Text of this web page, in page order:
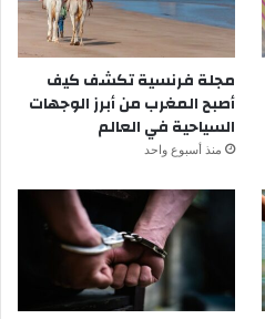
مجلة فرنسية تكشف كيف
أصبح المغرب من أبرز الوجهات
السياحية في العالم
منذ أسبوع واحد